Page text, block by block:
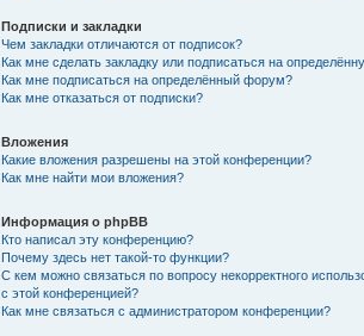
Подписки и закладки
Чем закладки отличаются от подписок?
Как мне сделать закладку или подписаться на
Как мне подписаться на определённый форум?
Как мне отказаться от подписки?
Вложения
Какие вложения разрешены на этой конференции?
Как мне найти мои вложения?
Информация о phpBB
Кто написал эту конференцию?
Почему здесь нет такой-то функции?
С кем можно связаться по вопросу некорректного
с этой конференцией?
Как мне связаться с администратором конференции?